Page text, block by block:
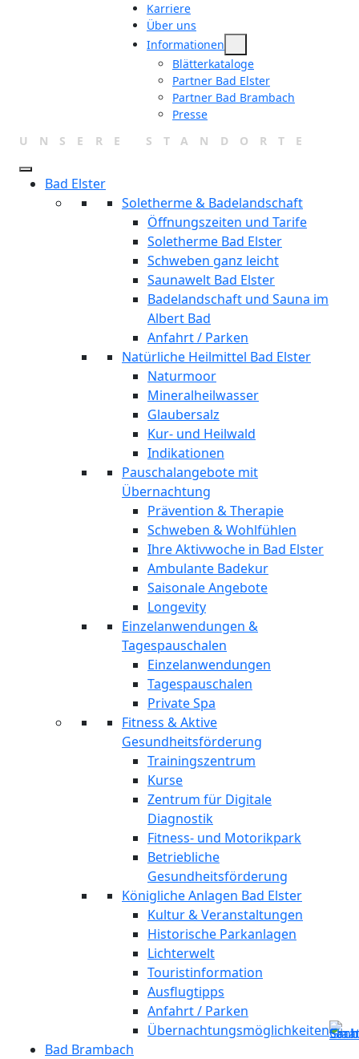
Karriere
Über uns
Informationen
Blätterkataloge
Partner Bad Elster
Partner Bad Brambach
Presse
UNSERE STANDORTE
Bad Elster
Soletherme & Badelandschaft
Öffnungszeiten und Tarife
Soletherme Bad Elster
Schweben ganz leicht
Saunawelt Bad Elster
Badelandschaft und Sauna im
Albert Bad
Anfahrt / Parken
Natürliche Heilmittel Bad Elster
Naturmoor
Mineralheilwasser
Glaubersalz
Kur- und Heilwald
Indikationen
Pauschalangebote mit
Übernachtung
Prävention & Therapie
Schweben & Wohlfühlen
Ihre Aktivwoche in Bad Elster
Ambulante Badekur
Saisonale Angebote
Longevity
Einzelanwendungen &
Tagespauschalen
Einzelanwendungen
Tagespauschalen
Private Spa
Fitness & Aktive
Gesundheitsförderung
Trainingszentrum
Kurse
Zentrum für Digitale
Diagnostik
Fitness- und Motorikpark
Betriebliche
Gesundheitsförderung
Königliche Anlagen Bad Elster
Kultur & Veranstaltungen
Historische Parkanlagen
Lichterwelt
Touristinformation
Ausflugtipps
Anfahrt / Parken
Übernachtungsmöglichkeiten
Bad Brambach